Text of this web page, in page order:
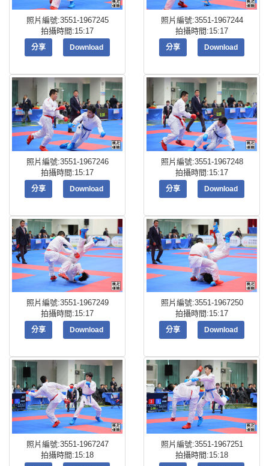
照片編號:3551-1967245
拍攝時間:15:17
分享 Download
照片編號:3551-1967244
拍攝時間:15:17
分享 Download
照片編號:3551-1967246
拍攝時間:15:17
分享 Download
照片編號:3551-1967248
拍攝時間:15:17
分享 Download
照片編號:3551-1967249
拍攝時間:15:17
分享 Download
照片編號:3551-1967250
拍攝時間:15:17
分享 Download
照片編號:3551-1967247
拍攝時間:15:18
照片編號:3551-1967251
拍攝時間:15:18